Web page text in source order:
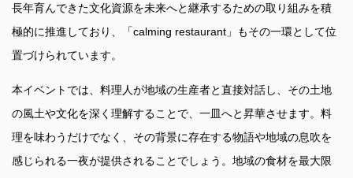
長年育んできた文化資源を未来へと継承するための取り組みを積
極的に推進しており、「calming restaurant」もその一環として位
置づけられています。
本イベントでは、料理人が地域の生産者と直接対話し、その土地
の風土や文化を深く理解することで、一皿へと昇華させます。料
理を味わうだけでなく、その背景に存在する物語や地域の息吹を
感じられる一夜が提供されることでしょう。地域の食材を最大限